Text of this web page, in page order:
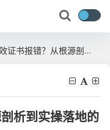
？从根源剖析到实操落地的全面解决方案指南
析到实操落地的